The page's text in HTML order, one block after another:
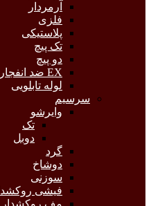
آرمردار
فلزی
پلاستیکی
تک پیچ
دو پیچ
EX ضد انفجار
لوله تابلویی
سرسیم
وایرشو
تک
دوبل
گرد
دوشاخ
سوزنی
فیشی
مف روکشدار